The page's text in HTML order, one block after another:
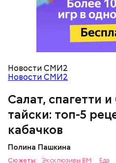
Новости СМИ2
Новости СМИ2
Салат, спагетти
тайски: топ-5
кабачков
Полина Пашкина
Сюжеты: Эксклюзивы ВМ Еда
кабачок;
петрушка;
оливковое масло;
Однако диетолог
может быть полезна. В
есть с осторожностью